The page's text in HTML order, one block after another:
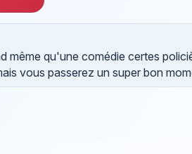
même qu'une comédie certes
vous passerez un super bon